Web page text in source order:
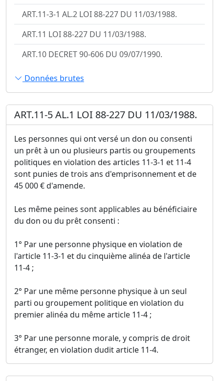
ART.11-3-1 AL.2 LOI 88-227 DU 11/03/1988.
ART.11 LOI 88-227 DU 11/03/1988.
ART.10 DECRET 90-606 DU 09/07/1990.
Données brutes
ART.11-5 AL.1 LOI 88-227 DU 11/03/1988.
Les personnes qui ont versé un don ou consenti
un prêt à un ou plusieurs partis ou groupements
politiques en violation des articles 11-3-1 et 11-4
sont punies de trois ans d'emprisonnement et de
45 000 € d'amende.
Les même peines sont applicables au bénéficiaire
du don ou du prêt consenti :
1° Par une personne physique en violation de
l'article 11-3-1 et du cinquième alinéa de l'article
11-4 ;
2° Par une même personne physique à un seul
parti ou groupement politique en violation du
premier alinéa du même article 11-4 ;
3° Par une personne morale, y compris de droit
étranger, en violation dudit article 11-4.